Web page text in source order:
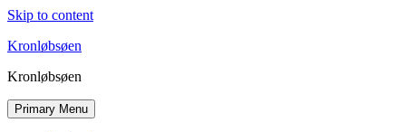
Skip to content
Kronløbsøen
Kronløbsøen
Primary Menu